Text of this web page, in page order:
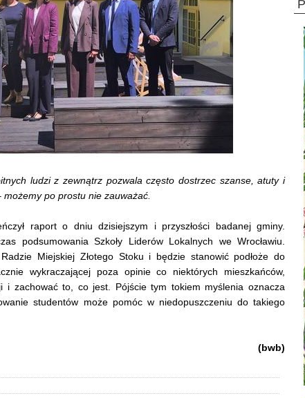
ludzi z zewnątrz pozwala często dostrzec szanse, atuty i
po prostu nie zauważać.
raport o dniu dzisiejszym i przyszłości badanej gminy.
podsumowania Szkoły Liderów Lokalnych we Wrocławiu.
Miejskiej Złotego Stoku i będzie stanowić podłoże do
wykraczającej poza opinie co niektórych mieszkańców,
i zachować to, co jest. Pójście tym tokiem myślenia oznacza
studentów może pomóc w niedopuszczeniu do takiego
(bwb)